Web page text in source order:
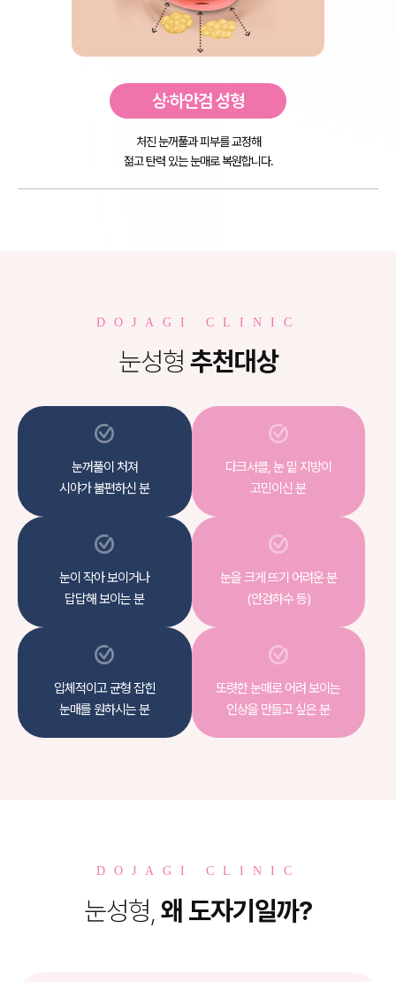
상·하안검 성형
처진 눈꺼풀과 피부를 교정해
젊고 탄력 있는 눈매로 복원합니다.
DOJAGI CLINIC
눈성형 추천대상
눈꺼풀이 처져
시야가 불편하신 분
다크서클, 눈 밑 지방이
고민이신 분
눈이 작아 보이거나
답답해 보이는 분
눈을 크게 뜨기 어려운 분
(안검하수 등)
입체적이고 균형 잡힌
눈매를 원하시는 분
또렷한 눈매로 어려 보이는
인상을 만들고 싶은 분
DOJAGI CLINIC
눈성형, 왜 도자기일까?